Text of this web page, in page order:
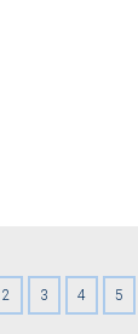
2 3 4 5